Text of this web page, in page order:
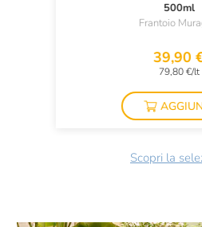
500ml
Frantoio
39,90
79,80 €/lt
Scopri la